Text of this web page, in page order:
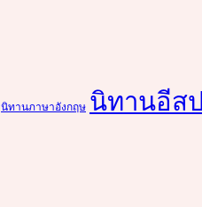
นิทานภาษาอังกฤษ นิทานอีสป